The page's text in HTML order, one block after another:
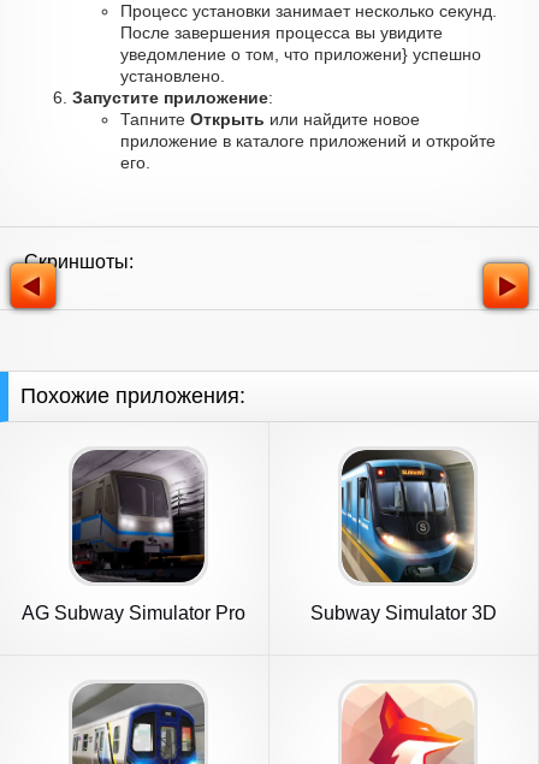
Процесс установки занимает несколько секунд.
После завершения процесса вы увидите
уведомление о том, что приложени} успешно
установлено.
Запустите приложение:
Тапните Открыть или найдите новое
приложение в каталоге приложений и откройте
его.
Скриншоты:
Похожие приложения:
AG Subway Simulator Pro Subway Simulator 3D